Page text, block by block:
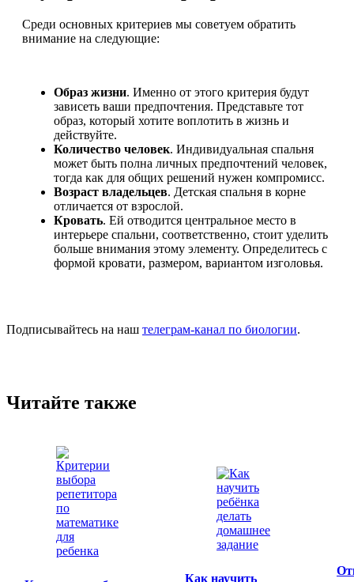
Среди основных критериев мы советуем обратить
внимание на следующие:
Образ жизни. Именно от этого критерия будут
зависеть ваши предпочтения. Представьте тот
образ, который хотите воплотить в жизнь и
действуйте.
Количество человек. Индивидуальная спальня
может быть полна личных предпочтений человек,
тогда как для общих решений нужен компромисс.
Возраст владельцев. Детская спальня в корне
отличается от взрослой.
Кровать. Ей отводится центральное место в
интерьере спальни, соответственно, стоит уделить
больше внимания этому элементу. Определитесь с
формой кровати, размером, вариантом изголовья.
Подписывайтесь на наш телеграм-канал по биологии.
Читайте также
Как научить